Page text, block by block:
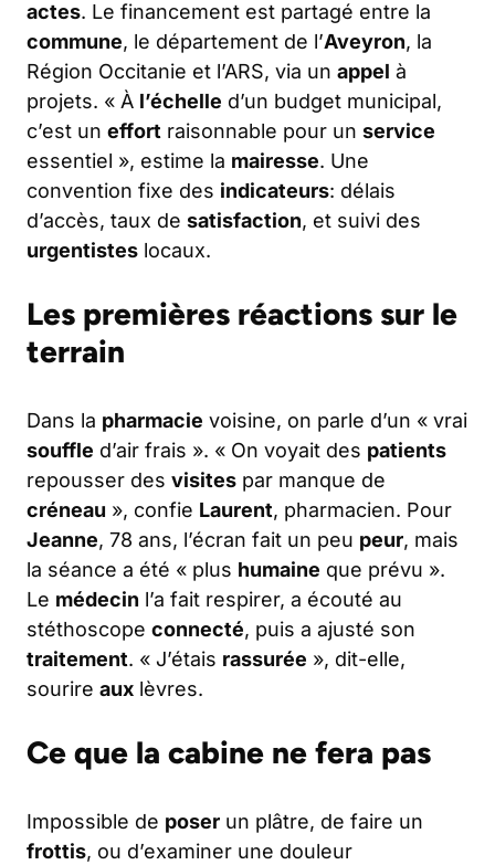
actes. Le financement est partagé entre la
commune, le département de l’Aveyron, la
Région Occitanie et l’ARS, via un appel à
projets. « À l’échelle d’un budget municipal,
c’est un effort raisonnable pour un service
essentiel », estime la mairesse. Une
convention fixe des indicateurs: délais
d’accès, taux de satisfaction, et suivi des
urgentistes locaux.
Les premières réactions sur le
terrain
Dans la pharmacie voisine, on parle d’un « vrai
souffle d’air frais ». « On voyait des patients
repousser des visites par manque de
créneau », confie Laurent, pharmacien. Pour
Jeanne, 78 ans, l’écran fait un peu peur, mais
la séance a été « plus humaine que prévu ».
Le médecin l’a fait respirer, a écouté au
stéthoscope connecté, puis a ajusté son
traitement. « J’étais rassurée », dit-elle,
sourire aux lèvres.
Ce que la cabine ne fera pas
Impossible de poser un plâtre, de faire un
frottis, ou d’examiner une douleur